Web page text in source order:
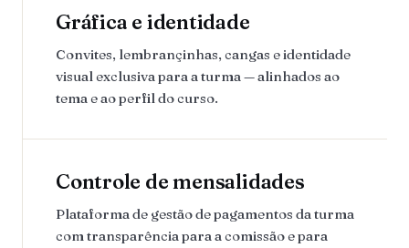
Gráfica e identidade
Convites, lembrançinhas, cangas e identidade
visual exclusiva para a turma — alinhados ao
tema e ao perfil do curso.
Controle de mensalidades
Plataforma de gestão de pagamentos da turma
com transparência para a comissão e para